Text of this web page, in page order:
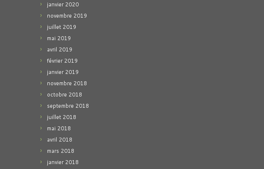
janvier 2020
novembre 2019
juillet 2019
mai 2019
avril 2019
février 2019
janvier 2019
novembre 2018
octobre 2018
septembre 2018
juillet 2018
mai 2018
avril 2018
mars 2018
janvier 2018